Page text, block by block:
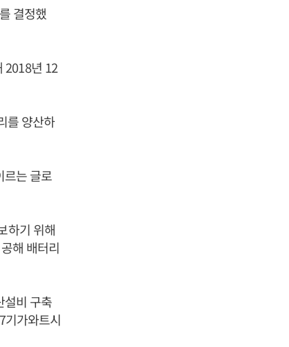
결정했
2018년 12
를 양산하
르는 글로
하기 위해
해 배터리
설비 구축
기가와트시